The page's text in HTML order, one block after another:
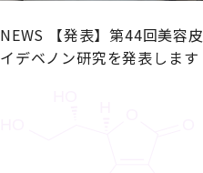
NEWS
【発表】第44回美容
イデベノン研究を発表します